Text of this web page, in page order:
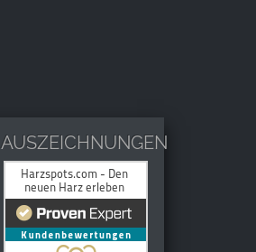
AUSZEICHNUNGEN